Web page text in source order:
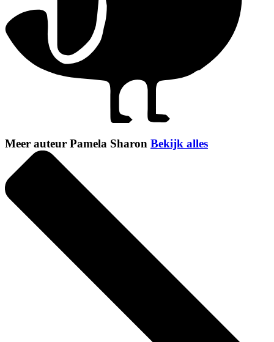
Meer auteur Pamela Sharon Bekijk alles